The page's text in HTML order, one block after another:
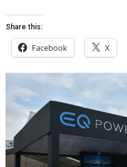
Share this:
Facebook X